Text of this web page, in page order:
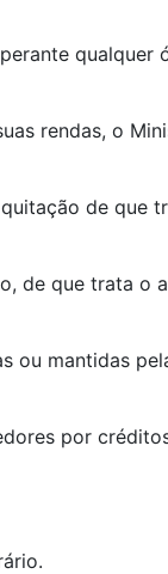
qualquer
rendas, o
de que
de que trata o
ou mantidas
por